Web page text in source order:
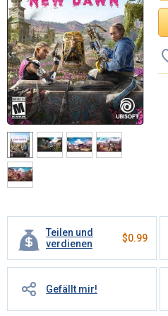
Teilen und
verdienen
$0.99
Gefällt mir!